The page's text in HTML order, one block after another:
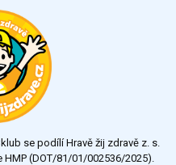
se podílí Hravě žij zdravě z. s.
(DOT/81/01/002536/2025).